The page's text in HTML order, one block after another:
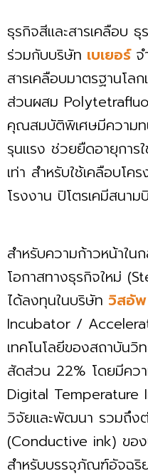
ธุรกิจสีและสารเคลือบ
ร่วมกับบริษัท เบเยอร์
สารเคลือบมาตรฐานโล
ส่วนผสม
คุณสมบัติพิเศษมีความ
รุนแรง ช่วยยืดอายุการ
เท่า สำหรับใช้เคลือบโค
โรงงาน ปิโตรเคมีสนาม
สำหรับความก้าวหน้าใน
โอกาสทางธุรกิจใหม่
ได้ลงทุนในบริษัท วิสอัพ
Incubator /
เทคโนโลยีของสถาบันวิ
สัดส่วน 22% โดยมีควา
Digital Temperature
วิจัยและพัฒนา รวมถึง
(Conductive ink) ขอ
สำหรับบรรจุภัณฑ์อัจฉริ